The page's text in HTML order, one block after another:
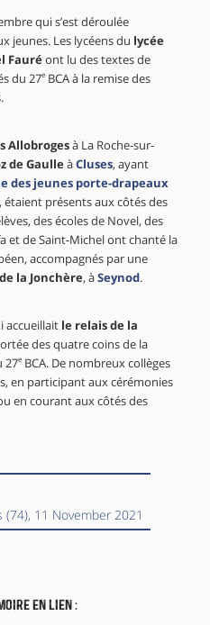
qui s’est déroulée
jeunes. Les lycéens du lycée
Fauréont lu des textes de
du 27e BCA à la remise des
Allobrogesà La Roche-sur-
de GaulleàCluses, ayant
des jeunes porte-drapeaux
étaient présents aux côtés des
des écoles de Novel, des
et de Saint-Michel ont chanté la
accompagnés par une
la Jonchère, àSeynod.
accueillait le relais de la
des quatre coins de la
27e BCA. De nombreux collèges
en participant aux cérémonies
en courant aux côtés des
(74), 11 November 2021
en lien :